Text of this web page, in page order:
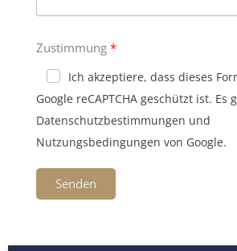
Zustimmung
Ich akzeptiere, dass dieses
Google reCAPTCHA geschützt ist. Es
Datenschutzbestimmungen und
Nutzungsbedingungen von Google.
Senden